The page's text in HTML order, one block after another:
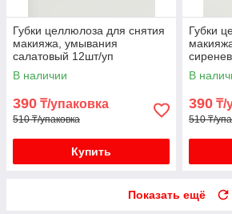
Губки целлюлоза для снятия
макияжа, умывания
салатовый 12шт/уп
В наличии
390 ₸/упаковка
510 ₸/упаковка
Купить
Губки
В
390 ₸/
510 ₸/
Показать ещё